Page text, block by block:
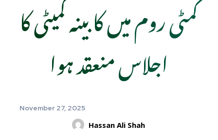
کمٹی روم میں کابینہ کمیٹی کا
اجلاس منعقد ہوا
November 27, 2025
Hassan Ali Shah